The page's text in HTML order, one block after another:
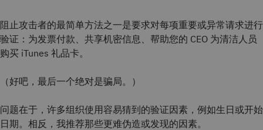
阻止攻击者的最简单方法之一是要求对每项重要或异常请求进行
验证：为发票付款、共享机密信息、帮助您的 CEO 为清洁人员
购买 iTunes 礼品卡。
（好吧，最后一个绝对是骗局。）
问题在于，许多组织使用容易猜到的验证因素，例如生日或开始
日期。相反，我推荐那些更难伪造或发现的因素。